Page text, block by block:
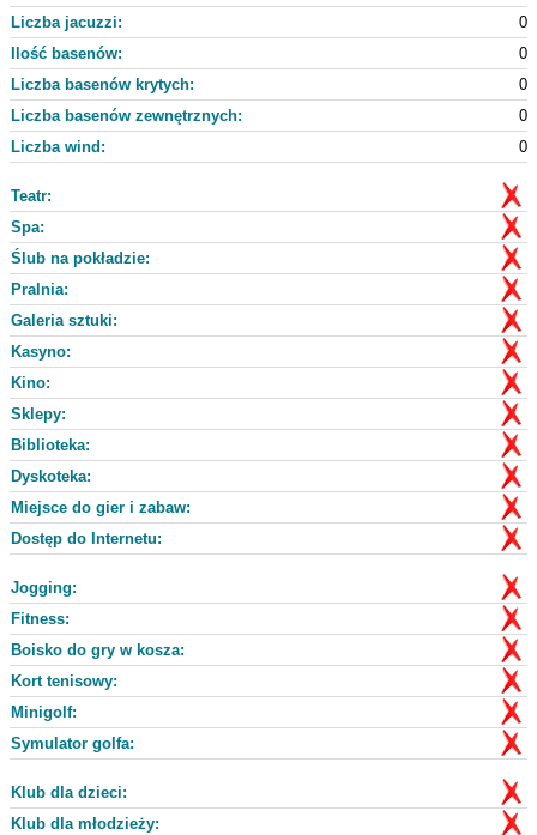
Liczba jacuzzi:
0
Ilość basenów:
0
Liczba basenów krytych:
0
Liczba basenów zewnętrznych:
0
Liczba wind:
0
Teatr:
Spa:
Ślub na pokładzie:
Pralnia:
Galeria sztuki:
Kasyno:
Kino:
Sklepy:
Biblioteka:
Dyskoteka:
Miejsce do gier i zabaw:
Dostęp do Internetu:
Jogging:
Fitness:
Boisko do gry w kosza:
Kort tenisowy:
Minigolf:
Symulator golfa:
Klub dla dzieci:
Klub dla młodzieży: